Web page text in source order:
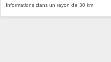
Informations dans un rayon de 30 km